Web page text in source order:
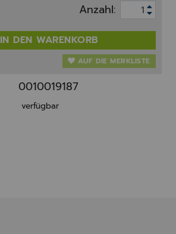
Anzahl:
IN DEN WARENKORB
AUF DIE MERKLISTE
0010019187
verfügbar